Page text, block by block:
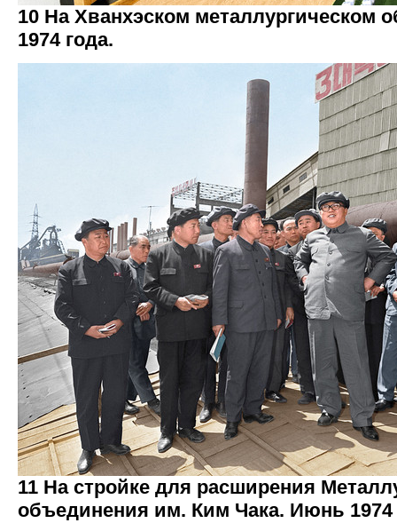
10 На Хванхэском металлургическом
1974 года.
11 На стройке для расширения
объединения им. Ким Чака. Июнь 1974